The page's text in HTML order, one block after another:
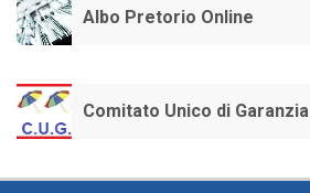
Albo Pretorio Online
Comitato Unico di Garanzia